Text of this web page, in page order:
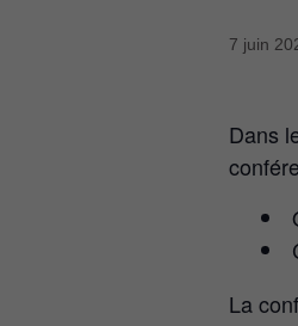
7 juin
Dans
La